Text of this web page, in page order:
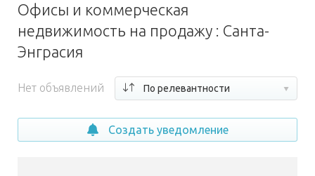
Офисы и коммерческая
недвижимость на продажу : Санта-
Энграсия
Нет объявлений По релевантности
Создать уведомление